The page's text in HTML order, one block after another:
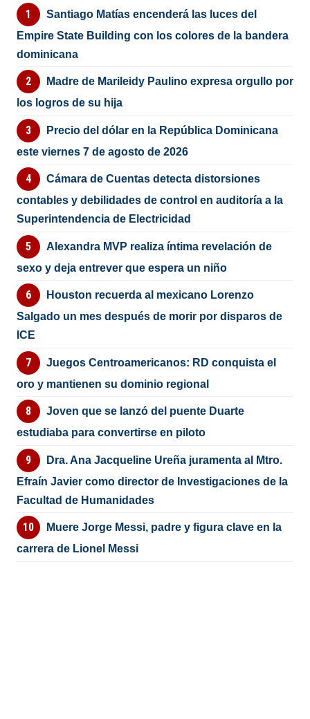
Santiago Matías encenderá las luces del
Empire State Building con los colores de la bandera
dominicana
Madre de Marileidy Paulino expresa orgullo por
los logros de su hija
Precio del dólar en la República Dominicana
este viernes 7 de agosto de 2026
Cámara de Cuentas detecta distorsiones
contables y debilidades de control en auditoría a la
Superintendencia de Electricidad
Alexandra MVP realiza íntima revelación de
sexo y deja entrever que espera un niño
Houston recuerda al mexicano Lorenzo
Salgado un mes después de morir por disparos de
ICE
Juegos Centroamericanos: RD conquista el
oro y mantienen su dominio regional
Joven que se lanzó del puente Duarte
estudiaba para convertirse en piloto
Dra. Ana Jacqueline Ureña juramenta al Mtro.
Efraín Javier como director de Investigaciones de la
Facultad de Humanidades
Muere Jorge Messi, padre y figura clave en la
carrera de Lionel Messi